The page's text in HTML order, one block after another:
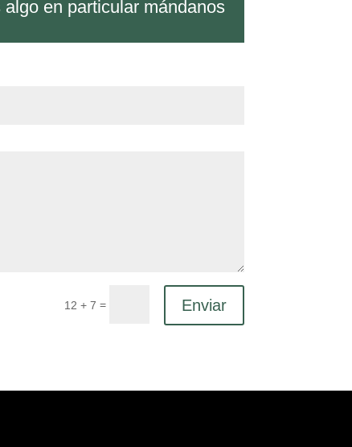
en particular mándanos
12 + 7 = Enviar